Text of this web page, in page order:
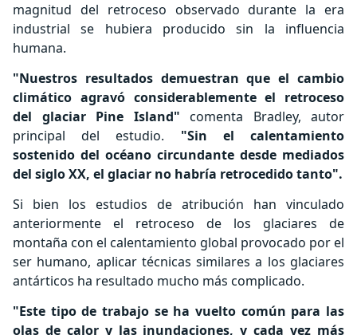
magnitud del retroceso observado durante la era
industrial se hubiera producido sin la influencia
humana.
"Nuestros resultados demuestran que el cambio
climático agravó considerablemente el retroceso
del glaciar Pine Island" comenta Bradley, autor
principal del estudio. "Sin el calentamiento
sostenido del océano circundante desde mediados
del siglo XX, el glaciar no habría retrocedido tanto".
Si bien los estudios de atribución han vinculado
anteriormente el retroceso de los glaciares de
montaña con el calentamiento global provocado por el
ser humano, aplicar técnicas similares a los glaciares
antárticos ha resultado mucho más complicado.
"Este tipo de trabajo se ha vuelto común para las
olas de calor y las inundaciones, y cada vez más